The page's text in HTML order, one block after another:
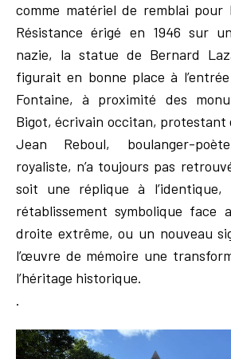
comme matériel de remblai pour
Résistance érigé en 1946 sur
nazie, la statue de Bernard
figurait en bonne place à
Fontaine, à proximité des
Bigot, écrivain occitan, protestant
Jean Reboul, boulanger-
royaliste, n’a toujours pas
soit une réplique à l’identique,
rétablissement symbolique face
droite extrême, ou un nouveau
l’œuvre de mémoire une
l’héritage historique.
.